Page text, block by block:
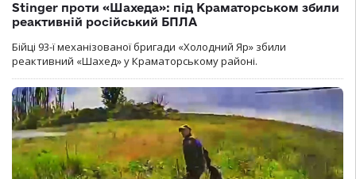
Stinger проти «Шахеда»: під Краматорськом збили
реактивній російський БПЛА
Бійці 93-ї механізованої бригади «Холодний Яр» збили
реактивний «Шахед» у Краматорському районі.